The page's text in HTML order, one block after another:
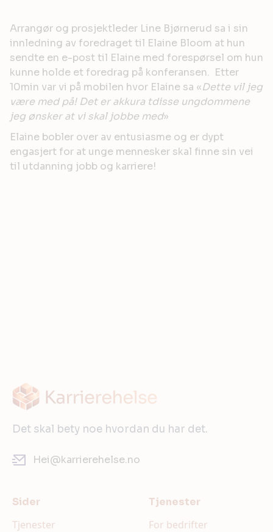
Arrangør og prosjektleder Line Bjørnerud sa i sin
innledning av foredraget til Elaine Bloom at hun
sendte en e-post til Elaine med forespørsel om hun
kunne holde et foredrag på konferansen. Etter
10min var vi på mobilen hvor Elaine sa «Dette vil jeg
være med på! Det er akkura tdisse ungdommene
jeg ønsker at vi skal jobbe med»
Elaine bobler over av entusiasme og er dypt
engasjert for at unge mennesker skal finne sin vei
til utdanning jobb og karriere!
Det skal bety noe hvordan du har det.
Hei@karrierehelse.no
Sider
Tjenester
Tjenester
For bedrifter